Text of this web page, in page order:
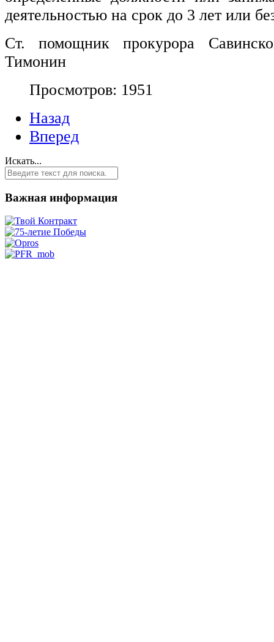
деятельностью на срок до 3 лет или
Ст. помощник прокурора
Тимонин
Просмотров: 1951
Назад
Вперед
Искать...
Важная информация